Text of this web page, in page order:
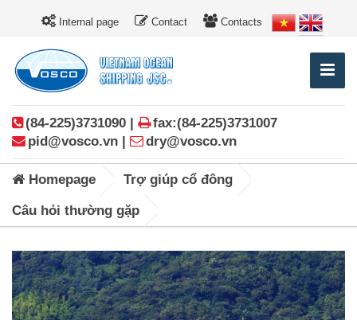
Internal page Contact Contacts
(84-225)3731090 |
fax:(84-225)3731007
pid@vosco.vn |
dry@vosco.vn
Homepage Trợ giúp cổ đông
Câu hỏi thường gặp